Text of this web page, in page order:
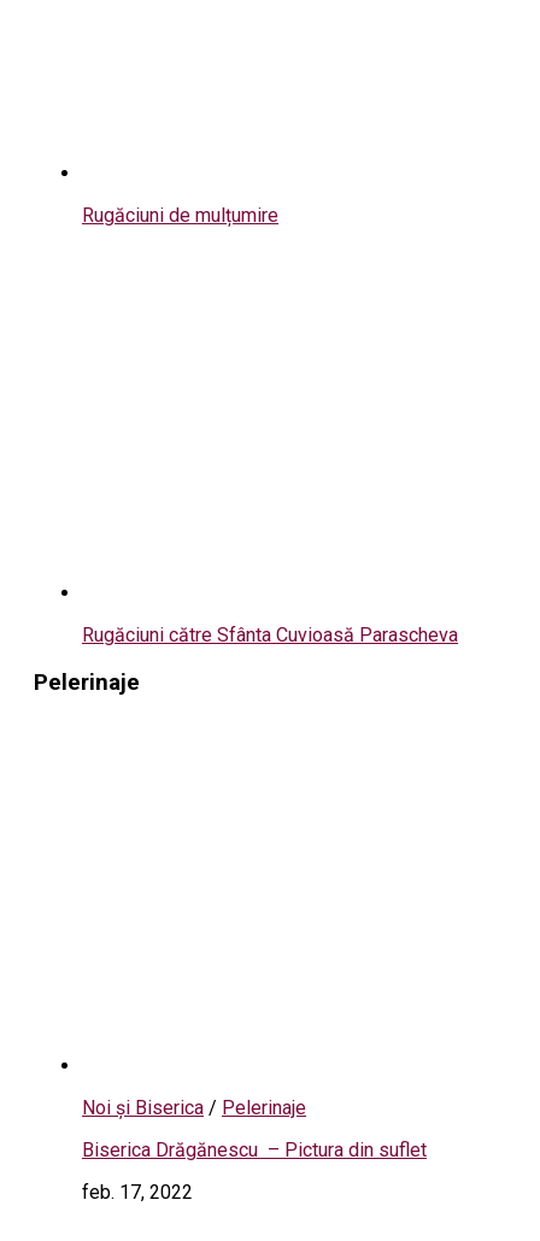
Rugăciuni de mulțumire
Rugăciuni către Sfânta Cuvioasă Parascheva
Pelerinaje
Noi și Biserica / Pelerinaje
Biserica Drăgănescu – Pictura din suflet
feb. 17, 2022